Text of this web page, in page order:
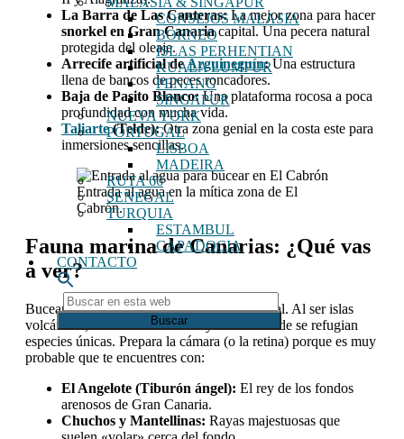
CONSEJOS MALASIA
BORNEO
ISLAS PERHENTIAN
KUALA LUMPUR
PENANG
SINGAPUR
NUEVA YORK
PORTUGAL
LISBOA
MADEIRA
RUTA 66
SENEGAL
TURQUIA
ESTAMBUL
CAPADOCIA
CONTACTO
Buscar
en
esta
web
La Barra de Las Canteras:La mejor zona para hacer
snorkel en Gran Canariacapital. Una pecera natural
protegida del oleaje.
Arrecife artificial deArguineguín:Una estructura
llena de bancos de peces roncadores.
Baja de Pasito Blanco:Una plataforma rocosa a poca
profundidad con mucha vida.
Taliarte(Telde):Otra zona genial en la costa este para
inmersiones sencillas.
Entrada al agua en la mítica zona de El
Cabrón.
Fauna marina de Canarias: ¿Qué vas
a ver?
Bucear aquí es como entrar en un documental. Al ser islas
volcánicas, abundan las cuevas y veriles donde se refugian
especies únicas. Prepara la cámara (o la retina) porque es muy
probable que te encuentres con:
El Angelote (Tiburón ángel): El rey de los fondos
arenosos de Gran Canaria.
Chuchos y Mantellinas: Rayas majestuosas que